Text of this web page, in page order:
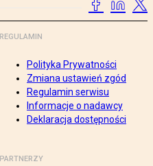
REGULAMIN
Polityka Prywatności
Zmiana ustawień zgód
Regulamin serwisu
Informacje o nadawcy
Deklaracja dostępności
PARTNERZY